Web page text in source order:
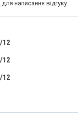
для написання відгуку
12
12
12